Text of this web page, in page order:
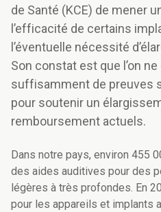
de Santé (KCE) de mener
l’efficacité de certains
l’éventuelle nécessité
Son constat est que l’on
suffisamment de preuves
pour soutenir un
remboursement actuels.
Dans notre pays, environ 455
des aides auditives pour des
légères à très profondes. En
pour les appareils et implants